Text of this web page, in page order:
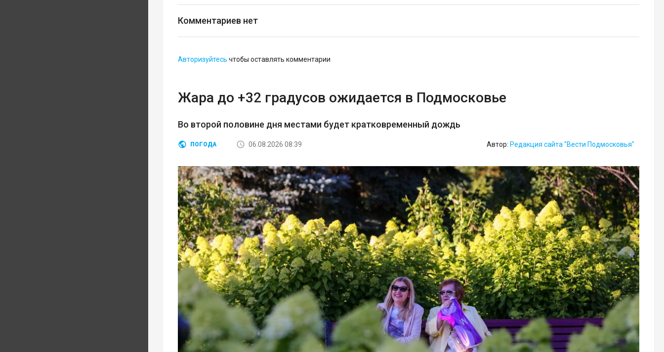
Комментариев нет
Авторизуйтесь чтобы оставлять комментарии
Жара до +32 градусов ожидается в Подмосковье
Во второй половине дня местами будет кратковременный дождь
ПОГОДА 06.08.2026 08:39 Автор: Редакция сайта "Вести Подмосковья"